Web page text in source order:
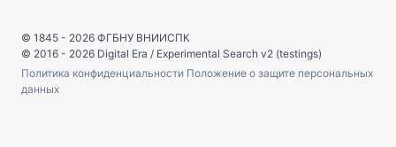
© 1845 - 2026 ФГБНУ ВНИИСПК
© 2016 - 2026 Digital Era / Experimental Search v2 (testings)
Политика конфиденциальности Положение о защите персональных
данных